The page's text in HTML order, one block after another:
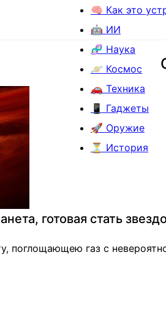
🧠 Как это
🤖 ИИ
🧬 Наука
🪐 Космос
🚗 Техника
📱 Гаджеты
🚀 Оружие
⏳ История
готовая стать
поглощающею газ с